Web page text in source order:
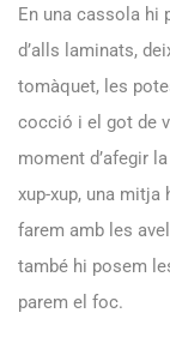
En una cassola hi
d’alls laminats,
tomàquet, les
cocció i el got de
moment d’afegir
xup-xup, una
farem amb les
també hi posem
parem el foc.